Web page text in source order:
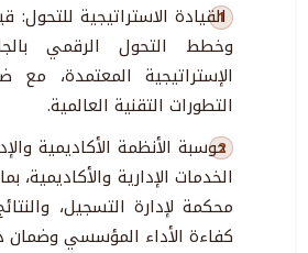
القيادة الاستراتيجية للتحول:
وخطط التحول الرقمي
الإستراتيجية المعتمدة،
التطورات التقنية العالمية.
حوسبة الأنظمة الأكاديمية
الخدمات الإدارية والأكاديمية،
محكمة لإدارة التسجيل،
كفاءة الأداء المؤسسي وضمان